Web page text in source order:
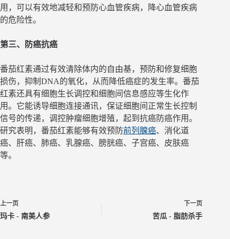
用，可以有效地减轻和预防心血管疾病，降心血管疾病
的危险性。
第三、防癌抗癌
番茄红素通过有效清除体内的自由基，预防和修复细胞
损伤，抑制DNA的氧化，从而降低癌症的发生率。番茄
红素还具有细胞生长调控和细胞间信息感应等生化作
用。它能诱导细胞连接通讯，保证细胞间正常生长控制
信号的传递，调控肿瘤细胞增殖，起到抗癌防癌作用。
研究表明，番茄红素能够有效预防前列腺癌、消化道
癌、肝癌、肺癌、乳腺癌、膀胱癌、子宫癌、皮肤癌
等。
上一页
玛卡 - 南美人参
下一页
苦瓜 - 脂肪杀手